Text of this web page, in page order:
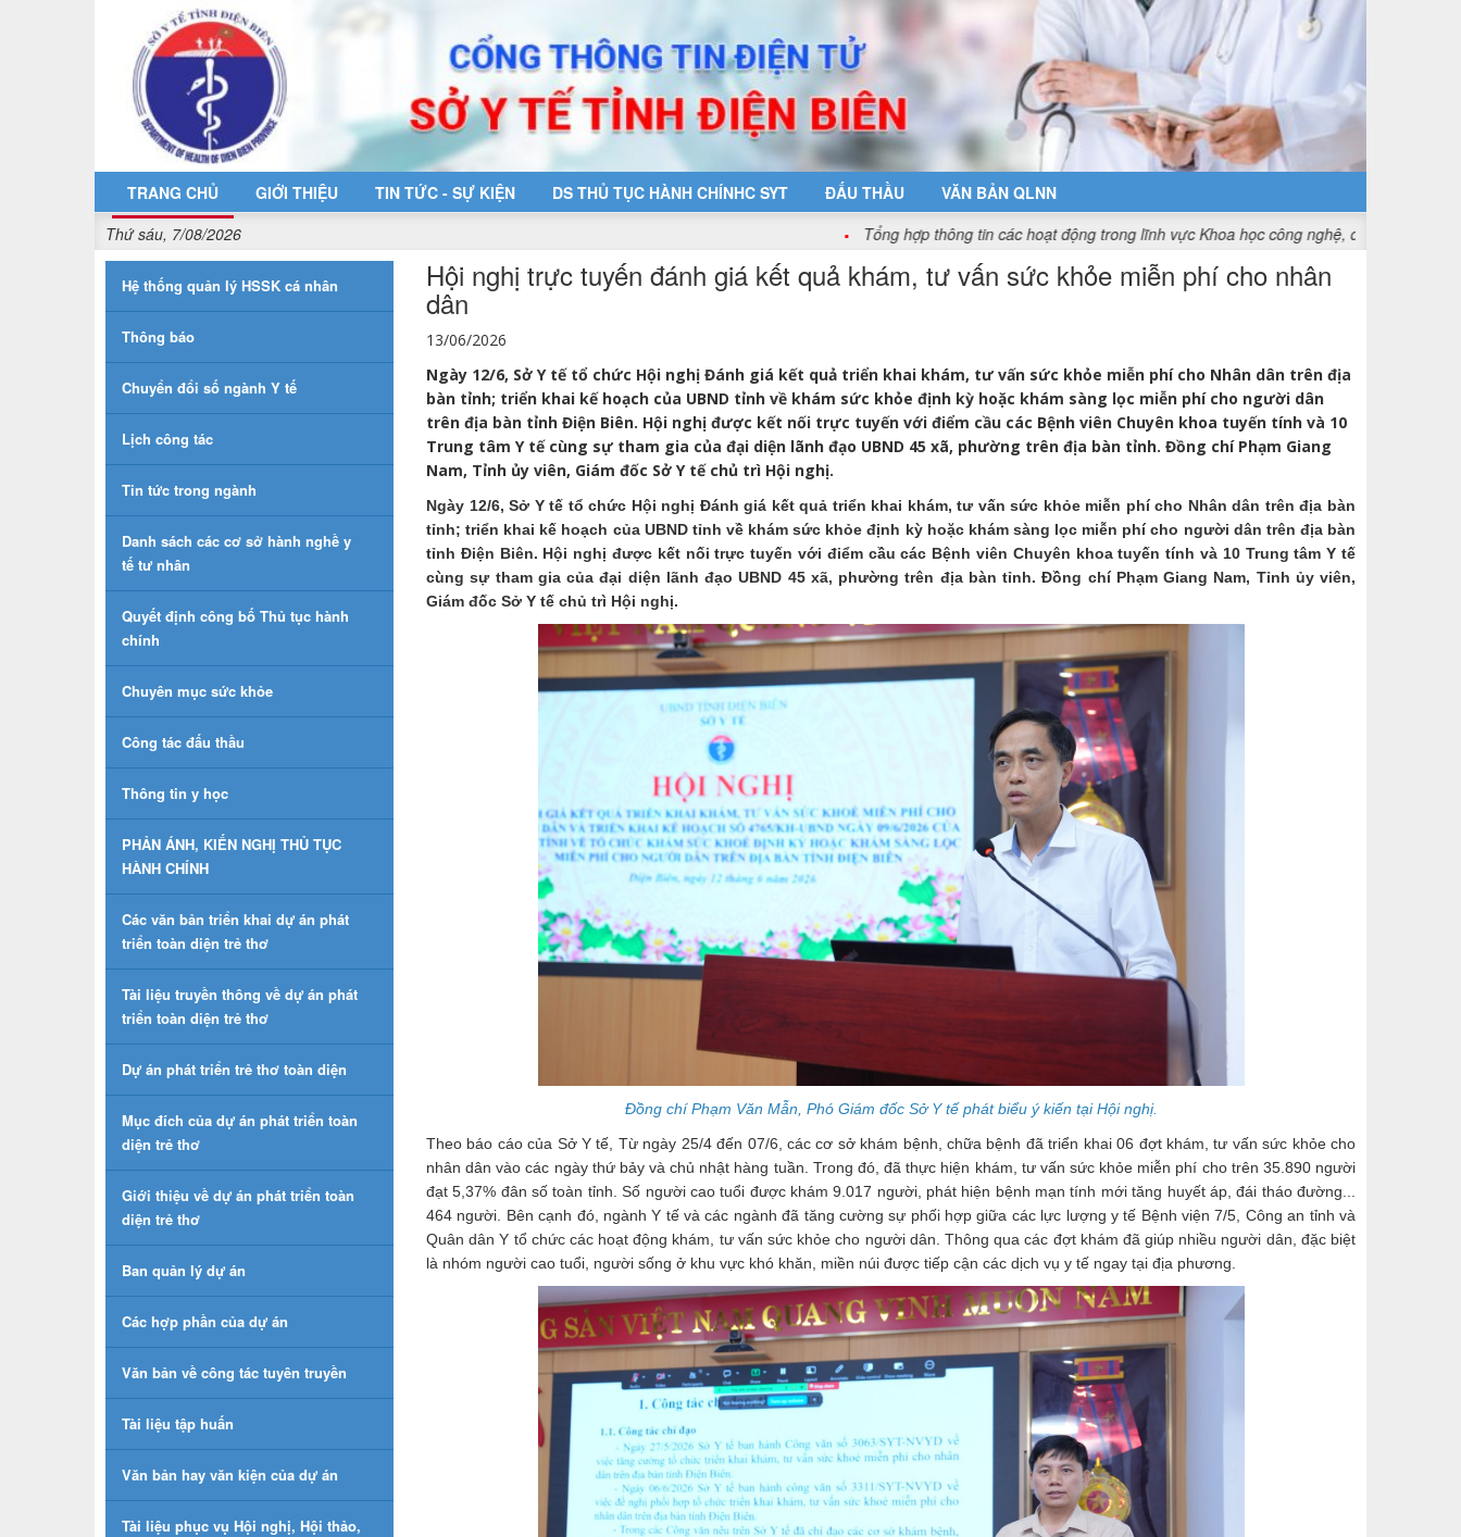
TRANG CHỦ GIỚI THIỆU TIN TỨC - SỰ KIỆN DS THỦ TỤC HÀNH CHÍNHC SYT ĐẤU THẦU
VĂN BẢN QLNN
Thứ sáu, 7/08/2026
Tổng hợp thông tin các hoạt động trong lĩnh vực Khoa học công nghệ, đổi mới sáng tạo và chuyển đổi
Hội nghị trực tuyến đánh giá kết quả khám, tư vấn sức khỏe miễn phí cho nhân
dân
13/06/2026
Ngày 12/6, Sở Y tế tổ chức Hội nghị Đánh giá kết quả triển khai khám, tư vấn sức khỏe miễn phí cho Nhân dân trên địa
bàn tỉnh; triển khai kế hoạch của UBND tỉnh về khám sức khỏe định kỳ hoặc khám sàng lọc miễn phí cho người dân
trên địa bàn tỉnh Điện Biên. Hội nghị được kết nối trực tuyến với điểm cầu các Bệnh viên Chuyên khoa tuyến tính và 10
Trung tâm Y tế cùng sự tham gia của đại diện lãnh đạo UBND 45 xã, phường trên địa bàn tỉnh. Đồng chí Phạm Giang
Nam, Tỉnh ủy viên, Giám đốc Sở Y tế chủ trì Hội nghị.
Ngày 12/6, Sở Y tế tổ chức Hội nghị Đánh giá kết quả triển khai khám, tư vấn sức khỏe miễn phí cho Nhân dân trên địa bàn
tỉnh; triển khai kế hoạch của UBND tỉnh về khám sức khỏe định kỳ hoặc khám sàng lọc miễn phí cho người dân trên địa bàn
tỉnh Điện Biên. Hội nghị được kết nối trực tuyến với điểm cầu các Bệnh viên Chuyên khoa tuyến tính và 10 Trung tâm Y tế
cùng sự tham gia của đại diện lãnh đạo UBND 45 xã, phường trên địa bàn tỉnh. Đồng chí Phạm Giang Nam, Tỉnh ủy viên,
Giám đốc Sở Y tế chủ trì Hội nghị.
Đồng chí Phạm Văn Mẫn, Phó Giám đốc Sở Y tế phát biểu ý kiến tại Hội nghị.
Theo báo cáo của Sở Y tế, Từ ngày 25/4 đến 07/6, các cơ sở khám bệnh, chữa bệnh đã triển khai 06 đợt khám, tư vấn sức khỏe cho
nhân dân vào các ngày thứ bảy và chủ nhật hàng tuần. Trong đó, đã thực hiện khám, tư vấn sức khỏe miễn phí cho trên 35.890 người
đạt 5,37% đân số toàn tỉnh. Số người cao tuổi được khám 9.017 người, phát hiện bệnh mạn tính mới tăng huyết áp, đái tháo đường...
464 người. Bên cạnh đó, ngành Y tế và các ngành đã tăng cường sự phối hợp giữa các lực lượng y tế Bệnh viện 7/5, Công an tỉnh và
Quân dân Y tổ chức các hoạt động khám, tư vấn sức khỏe cho người dân. Thông qua các đợt khám đã giúp nhiều người dân, đặc biệt
là nhóm người cao tuổi, người sống ở khu vực khó khăn, miền núi được tiếp cận các dịch vụ y tế ngay tại địa phương.
Hệ thống quản lý HSSK cá nhân
Thông báo
Chuyển đổi số ngành Y tế
Lịch công tác
Tin tức trong ngành
Danh sách các cơ sở hành nghề y
tế tư nhân
Quyết định công bố Thủ tục hành
chính
Chuyên mục sức khỏe
Công tác đấu thầu
Thông tin y học
PHẢN ÁNH, KIẾN NGHỊ THỦ TỤC
HÀNH CHÍNH
Các văn bản triển khai dự án phát
triển toàn diện trẻ thơ
Tài liệu truyền thông về dự án phát
triển toàn diện trẻ thơ
Dự án phát triển trẻ thơ toàn diện
Mục đích của dự án phát triển toàn
diện trẻ thơ
Giới thiệu về dự án phát triển toàn
diện trẻ thơ
Ban quản lý dự án
Các hợp phần của dự án
Văn bản về công tác tuyên truyền
Tài liệu tập huấn
Văn bản hay văn kiện của dự án
Tài liệu phục vụ Hội nghị, Hội thảo,